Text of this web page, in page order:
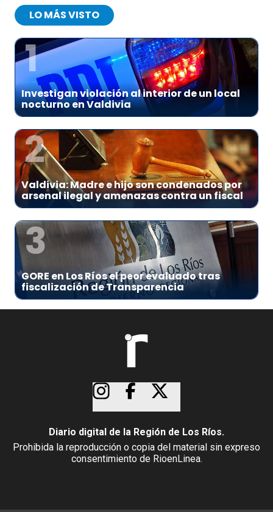
LO MÁS VISTO
1
Investigan violación al interior de un local
nocturno en Valdivia
2
Valdivia: Madre e hijo son condenados por
arsenal ilegal y amenazas contra un fiscal
3
GORE en Los Ríos el peor evaluado tras
fiscalización de Transparencia
Diario digital de la Región de Los Ríos.
Prohibida la reproducción o copia del material sin expreso
consentimiento de RioenLinea.